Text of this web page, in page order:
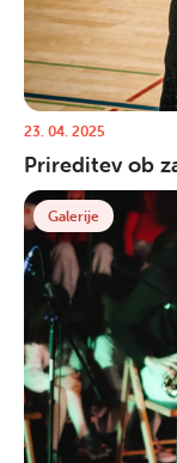
23. 04. 2025
Prireditev ob
Galerije